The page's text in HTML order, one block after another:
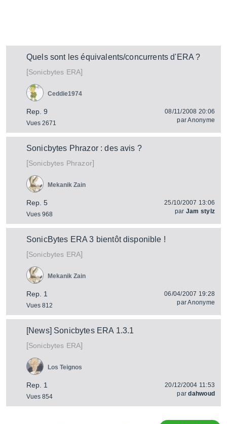
Quels sont les équivalents/concurrents d'ERA ?
[Sonicbytes ERA]
Rep. 9
Vues 2671
Ceddie1974
08/11/2008 20:06
parAnonyme
Sonicbytes Phrazor : des avis ?
[Sonicbytes Phrazor]
Rep. 5
Vues 968
Mekanik Zain
25/10/2007 13:06
par Jam stylz
SonicBytes ERA 3 bientôt disponible !
[Sonicbytes ERA]
Rep. 1
Vues 812
Mekanik Zain
06/04/2007 19:28
parAnonyme
[News] Sonicbytes ERA 1.3.1
[Sonicbytes ERA]
Rep. 1
Vues 854
Los Teignos
20/12/2004 11:53
pardahwoud